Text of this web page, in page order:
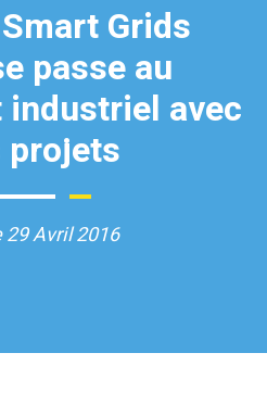
Grids
passe au
avec
29 Avril 2016